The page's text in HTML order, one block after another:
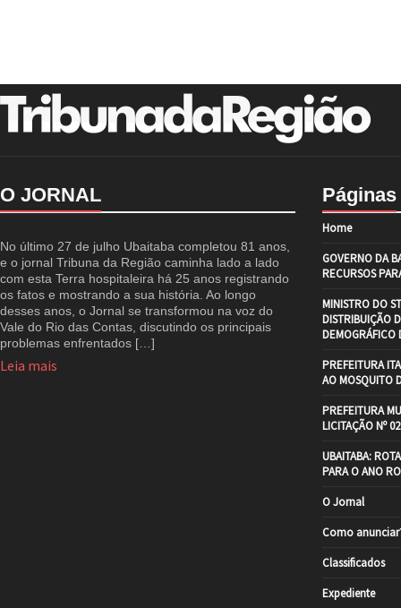
O JORNAL
No último 27 de julho Ubaitaba completou 81 anos,
e o jornal Tribuna da Região caminha lado a lado
com esta Terra hospitaleira há 25 anos registrando
os fatos e mostrando a sua história. Ao longo
desses anos, o Jornal se transformou na voz do
Vale do Rio das Contas, discutindo os principais
problemas enfrentados […]
Leia mais
Páginas
Home
GOVERNO DA
RECURSOS
MINISTRO DO
DISTRIBUIÇÃO
DEMOGRÁFICO
PREFEITURA
AO MOSQUITO
PREFEITURA
LICITAÇÃO Nº
UBAITABA:
PARA O ANO
O Jornal
Como
Classificados
Expediente